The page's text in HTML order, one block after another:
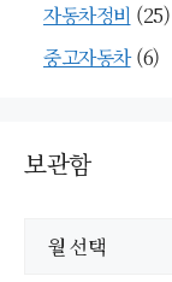
자동차정비 (25)
중고자동차(6)
보관함